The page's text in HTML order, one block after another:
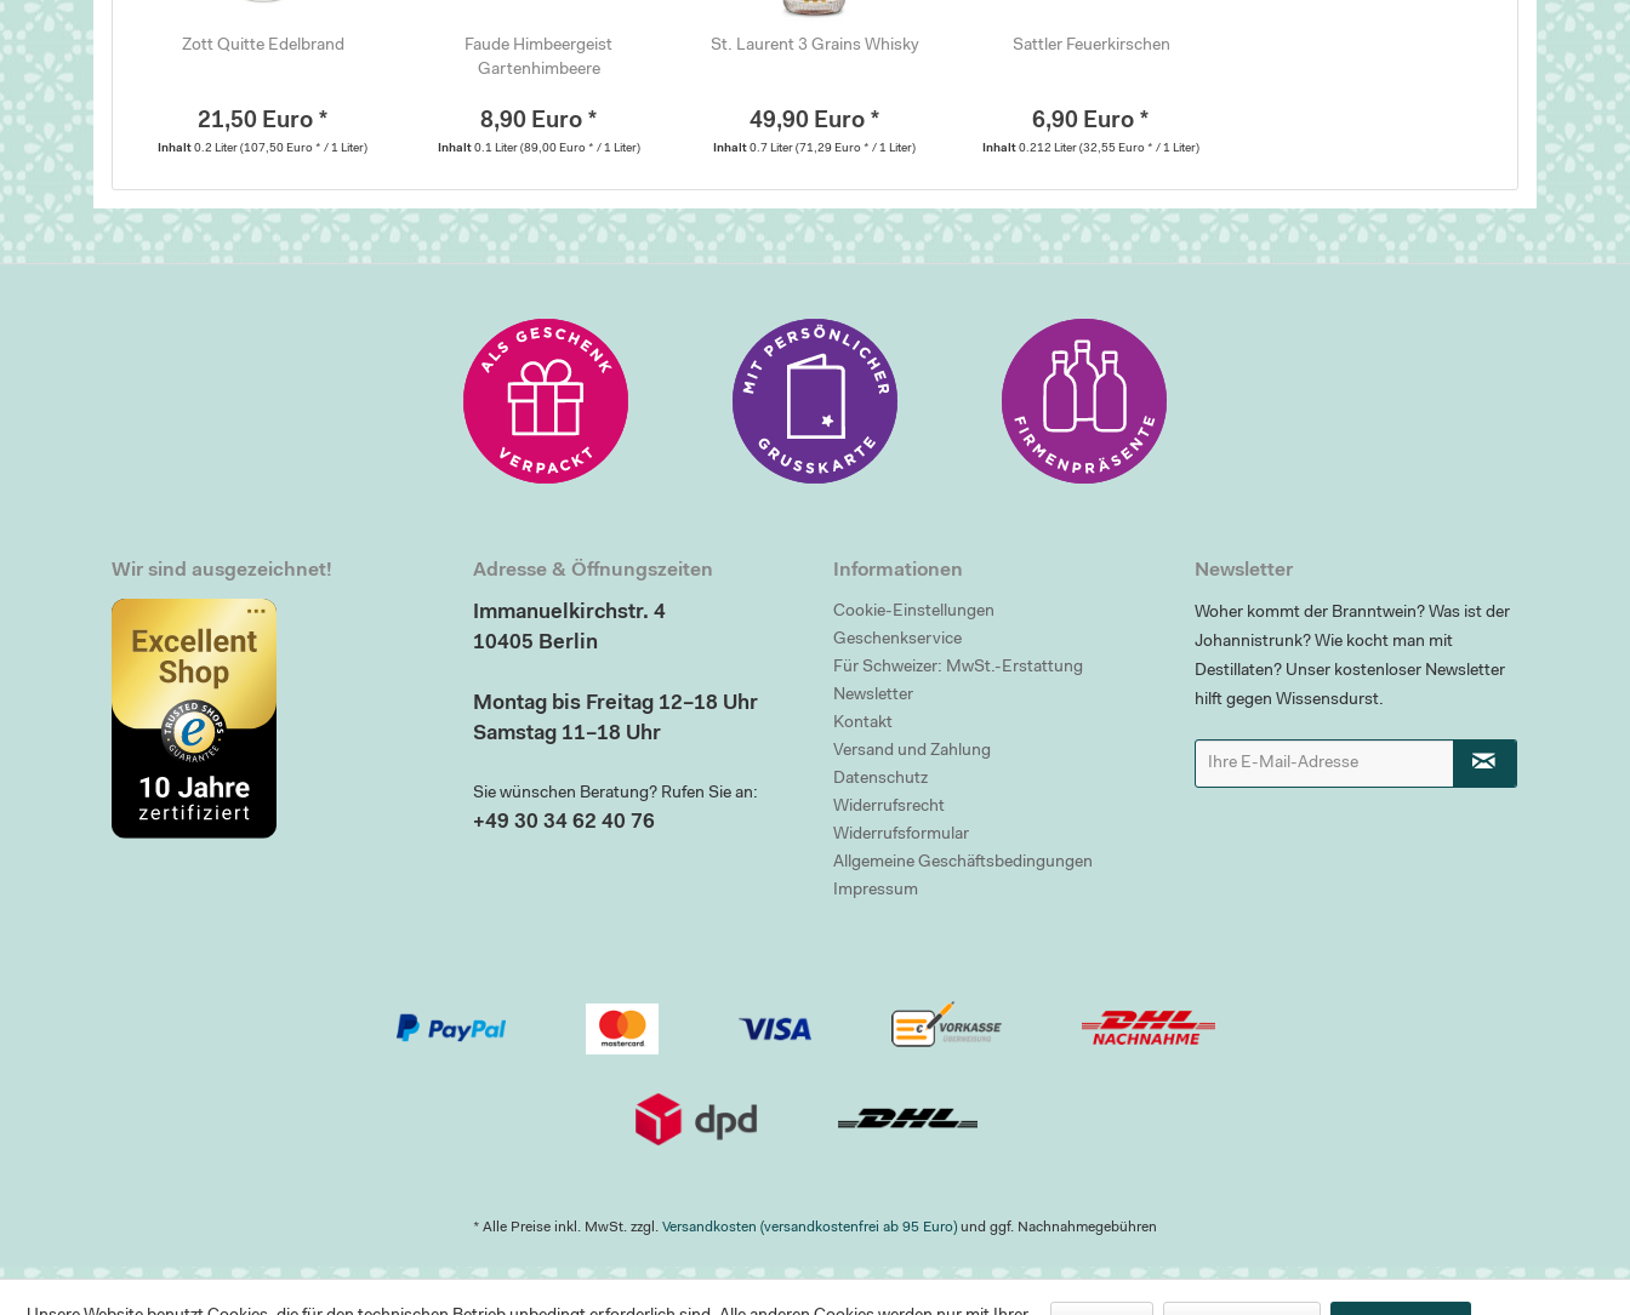
Zott Quitte Edelbrand
21,50 Euro *
Inhalt0.2 Liter(107,50 Euro * / 1 Liter)
Faude Himbeergeist
Gartenhimbeere
8,90 Euro *
Inhalt 0.1 Liter (89,00 Euro * / 1 Liter)
St. Laurent 3 Grains Whisky
49,90 Euro *
Inhalt0.7 Liter(71,29 Euro * / 1 Liter)
Sattler Feuerkirschen
6,90 Euro *
Inhalt0.212 Liter(32,55 Euro * / 1 Liter)
Wir sind ausgezeichnet! Adresse & Öffnungszeiten
Immanuelkirchstr. 4
10405 Berlin
Montag bis Freitag 12–18 Uhr
Samstag 11–18 Uhr
Sie wünschen Beratung? Rufen Sie an:
+49 30 34 62 40 76
Informationen
Cookie-Einstellungen
Geschenkservice
Für Schweizer: MwSt.-Erstattung
Newsletter
Kontakt
Versand und Zahlung
Datenschutz
Widerrufsrecht
Widerrufsformular
Allgemeine Geschäftsbedingungen
Impressum
Newsletter
Woher kommt der Branntwein? Was ist der
Johannistrunk? Wie kocht man mit
Destillaten? Unser kostenloser Newsletter
hilft gegen Wissensdurst.
* Alle Preise inkl. MwSt. zzgl. Versandkosten (versandkostenfrei ab 95 Euro) und ggf. Nachnahmegebühren